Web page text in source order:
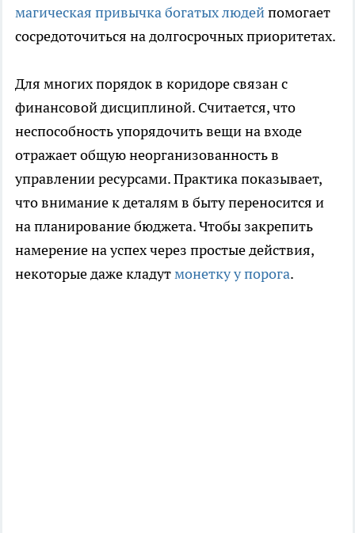
магическая привычка богатых людейпомогает
сосредоточиться на долгосрочных приоритетах.
Для многих порядок в коридоре связан с
финансовой дисциплиной. Считается, что
неспособность упорядочить вещи на входе
отражает общую неорганизованность в
управлении ресурсами. Практика показывает,
что внимание к деталям в быту переносится и
на планирование бюджета. Чтобы закрепить
намерение на успех через простые действия,
некоторые даже кладутмонетку у порога.